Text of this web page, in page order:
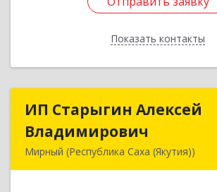
Показать контакты
Назад
ИП Старыгин Алексей
Владимирович
Мирный (Республика Саха (Якутия))
ИП Старыгин